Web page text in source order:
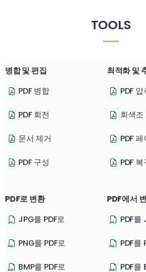
TOOLS
병합 및 편집
PDF 병합
PDF 회전
문서 제거
PDF 구성
최적화 및
PDF 압
회색조
PDF
PDF 복
PDF로 변환
JPG를 PDF로
PNG를 PDF로
BMP를 PDF로
PDF에서
PDF를
PDF를
PDF를